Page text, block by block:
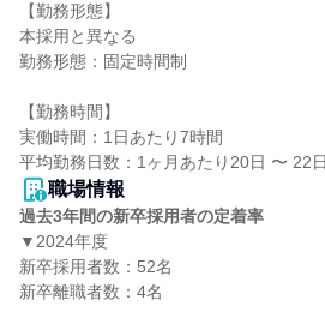
【勤務形態】
本採用と異なる
勤務形態：固定時間制
【勤務時間】
実働時間：1日あたり7時間
職場情報
過去3年間の新卒採用者の定着率
▼2024年度
新卒採用者数：52名
新卒離職者数：4名